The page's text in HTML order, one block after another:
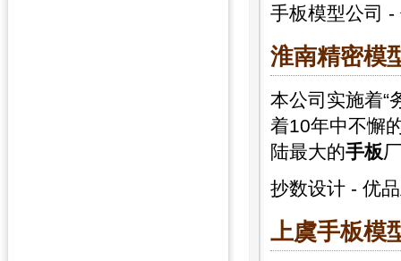
手板模型公司 -
淮南精密模
本公司实施着“
着10年中不懈
陆最大的手板
抄数设计 - 优
上虞手板模